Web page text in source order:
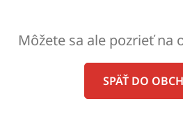
Môžete sa ale pozrieť na
SPÄŤ DO